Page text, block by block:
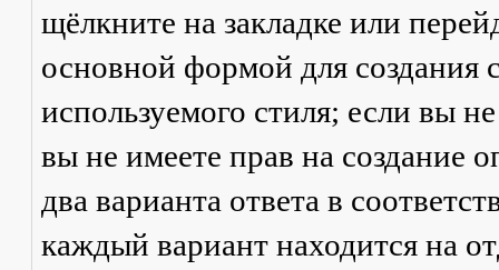
щёлкните на закладке или
основной формой для создания
используемого стиля; если вы
вы не имеете прав на создание
два варианта ответа в
каждый вариант находится на